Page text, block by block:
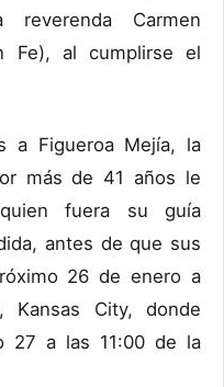
Carmen
Fe), al cumplirse el
a Figueroa Mejía, la
más de 41 años le
fuera su guía
antes de que sus
26 de enero a
Kansas City, donde
27 a las 11:00 de la